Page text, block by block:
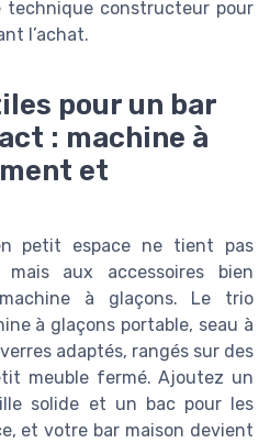
technique constructeur pour
l’achat.
pour un bar
: machine à
et
petit espace ne tient pas
aux accessoires bien
à glaçons. Le trio
à glaçons portable, seau à
adaptés, rangés sur des
meuble fermé. Ajoutez un
solide et un bac pour les
et votre bar maison devient